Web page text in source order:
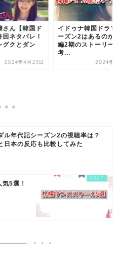
さん【韓国ド
ネタバレ！
グクとダン
2024年4月23日
イドゥナ韓国ドラマ
ーズン2はあるのか
編2期のストーリー
考...
2024年5
ル年代記シーズン2の視聴率は？
日本の反応も比較してみた
5選！